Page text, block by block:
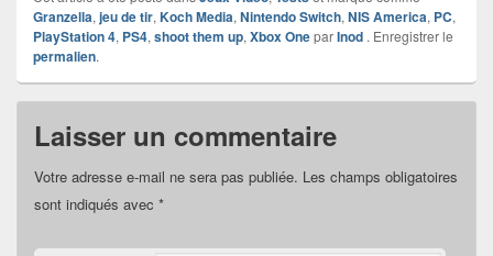
Granzella, jeu de tir, Koch Media, Nintendo Switch, NIS America, PC,
PlayStation 4, PS4, shoot them up, Xbox OneparInod . Enregistrer le
permalien.
Laisser un commentaire
Votre adresse e-mail ne sera pas publiée. Les champs obligatoires
sont indiqués avec *